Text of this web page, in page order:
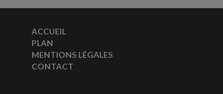
ACCUEIL
PLAN
MENTIONS LÉGALES
CONTACT